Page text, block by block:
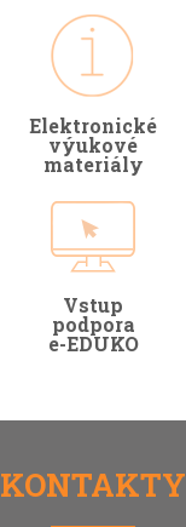
Elektronické
výukové
materiály
Vstup
podpora
e-EDUKO
KONTAKTY